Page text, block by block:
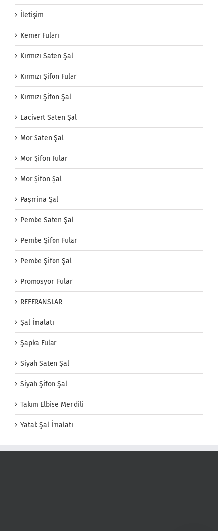
İletişim
Kemer Fuları
Kırmızı Saten Şal
Kırmızı Şifon Fular
Kırmızı Şifon Şal
Lacivert Saten Şal
Mor Saten Şal
Mor Şifon Fular
Mor Şifon Şal
Paşmina Şal
Pembe Saten Şal
Pembe Şifon Fular
Pembe Şifon Şal
Promosyon Fular
REFERANSLAR
Şal İmalatı
Şapka Fular
Siyah Saten Şal
Siyah Şifon Şal
Takım Elbise Mendili
Yatak Şal İmalatı